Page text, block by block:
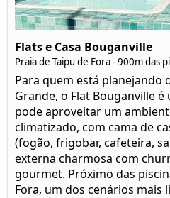
Flats e Casa Bouganville
Praia de Taipu de Fora - 900m das
Para quem está planejando
Grande, o Flat Bouganville
pode aproveitar um
climatizado, com cama de
(fogão, frigobar, cafeteira,
externa charmosa com
gourmet. Próximo das
Fora, um dos cenários mais